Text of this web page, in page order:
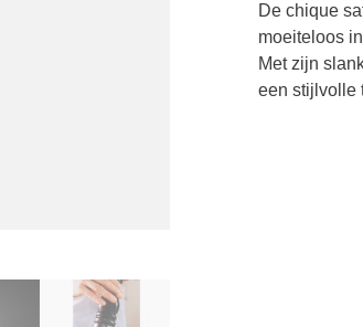
De chique
moeiteloos
Met zijn
een stijlvolle